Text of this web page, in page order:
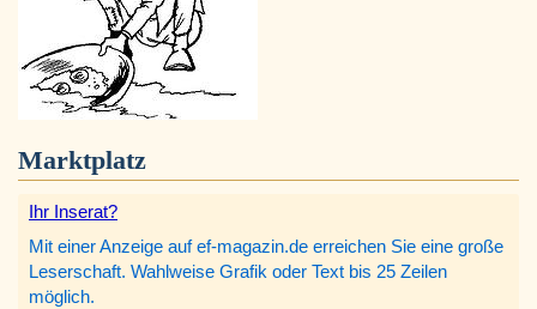
Marktplatz
Ihr Inserat?
Mit einer Anzeige auf ef-magazin.de erreichen Sie eine große
Leserschaft. Wahlweise Grafik oder Text bis 25 Zeilen
möglich.